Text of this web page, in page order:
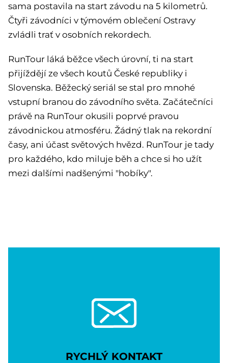
sama postavila na start závodu na 5 kilometrů.
Čtyři závodníci v týmovém oblečení Ostravy
zvládli trať v osobních rekordech.
RunTour láká běžce všech úrovní, ti na start
přijíždějí ze všech koutů České republiky i
Slovenska. Běžecký seriál se stal pro mnohé
vstupní branou do závodního světa. Začátečníci
právě na RunTour okusili poprvé pravou
závodnickou atmosféru. Žádný tlak na rekordní
časy, ani účast světových hvězd. RunTour je tady
pro každého, kdo miluje běh a chce si ho užít
mezi dalšími nadšenými "hobíky".
RYCHLÝ KONTAKT